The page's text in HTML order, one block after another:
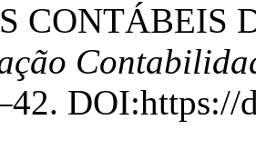
CONTÁBEIS